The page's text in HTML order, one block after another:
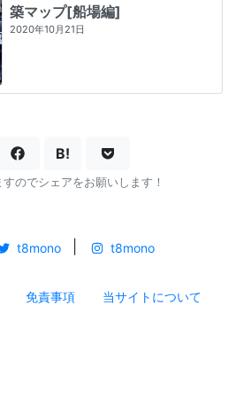
築マップ[船場編]
2020年10月21日
B!
のでシェアをお願いします！
t8mono t8mono
免責事項 当サイトについて